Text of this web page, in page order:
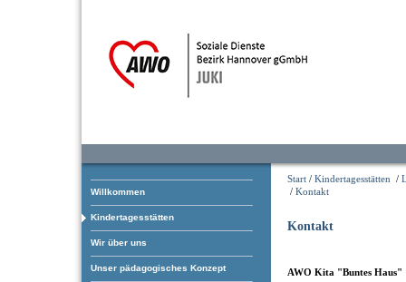
Willkommen
Kindertagesstätten
Wir über uns
Unser pädagogisches Konzept
Start / Kindertagesstätten /
/ Kontakt
Kontakt
AWO Kita "Buntes Haus"